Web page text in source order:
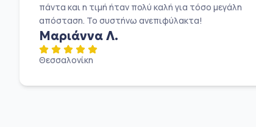
πάντα και η τιμή ήταν πολύ καλή για τόσο μεγάλη
απόσταση. Το συστήνω ανεπιφύλακτα!
Μαριάννα Λ.
Θεσσαλονίκη